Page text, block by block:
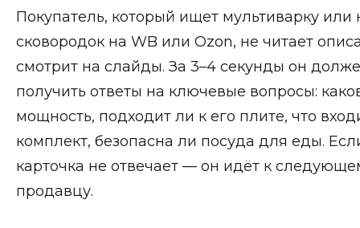
Покупатель, который ищет мультиварку или
сковородок на WB или Ozon, не читает
смотрит на слайды. За 3–4 секунды он
получить ответы на ключевые вопросы:
мощность, подходит ли к его плите, что
комплект, безопасна ли посуда для еды.
карточка не отвечает — он идёт к
продавцу.